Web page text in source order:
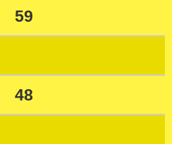
59
48